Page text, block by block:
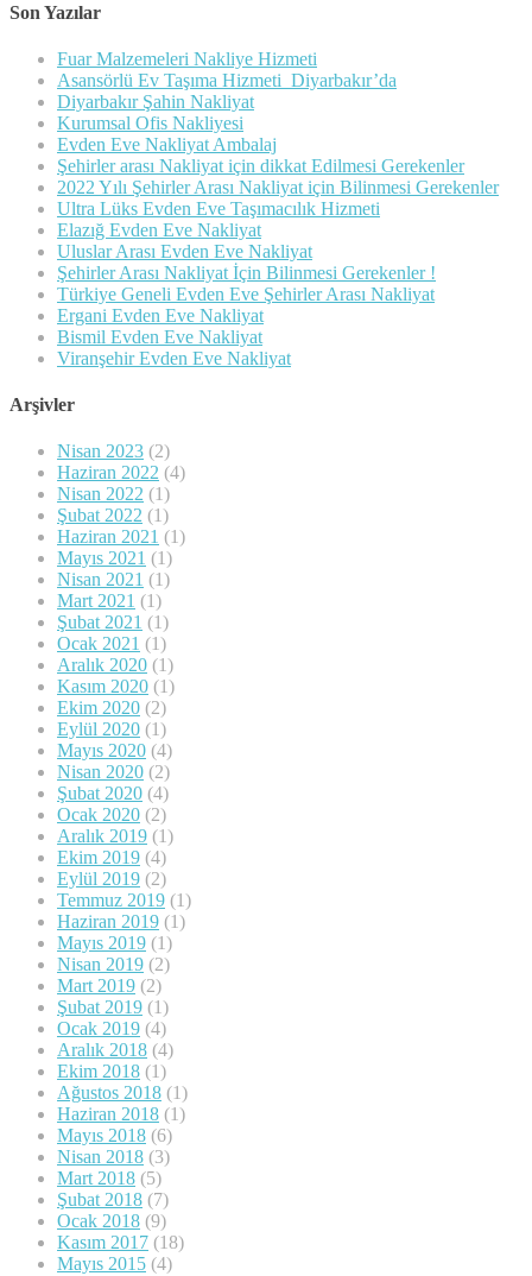
Son Yazılar
Fuar Malzemeleri Nakliye Hizmeti
Asansörlü Ev Taşıma Hizmeti Diyarbakır’da
Diyarbakır Şahin Nakliyat
Kurumsal Ofis Nakliyesi
Evden Eve Nakliyat Ambalaj
Şehirler arası Nakliyat için dikkat Edilmesi Gerekenler
2022 Yılı Şehirler Arası Nakliyat için Bilinmesi Gerekenler
Ultra Lüks Evden Eve Taşımacılık Hizmeti
Elazığ Evden Eve Nakliyat
Uluslar Arası Evden Eve Nakliyat
Şehirler Arası Nakliyat İçin Bilinmesi Gerekenler !
Türkiye Geneli Evden Eve Şehirler Arası Nakliyat
Ergani Evden Eve Nakliyat
Bismil Evden Eve Nakliyat
Viranşehir Evden Eve Nakliyat
Arşivler
Nisan 2023 (2)
Haziran 2022 (4)
Nisan 2022 (1)
Şubat 2022 (1)
Haziran 2021 (1)
Mayıs 2021 (1)
Nisan 2021 (1)
Mart 2021 (1)
Şubat 2021 (1)
Ocak 2021 (1)
Aralık 2020 (1)
Kasım 2020 (1)
Ekim 2020 (2)
Eylül 2020 (1)
Mayıs 2020 (4)
Nisan 2020 (2)
Şubat 2020 (4)
Ocak 2020 (2)
Aralık 2019 (1)
Ekim 2019 (4)
Eylül 2019 (2)
Temmuz 2019 (1)
Haziran 2019 (1)
Mayıs 2019 (1)
Nisan 2019 (2)
Mart 2019 (2)
Şubat 2019 (1)
Ocak 2019 (4)
Aralık 2018 (4)
Ekim 2018 (1)
Ağustos 2018 (1)
Haziran 2018 (1)
Mayıs 2018 (6)
Nisan 2018 (3)
Mart 2018 (5)
Şubat 2018 (7)
Ocak 2018 (9)
Kasım 2017 (18)
Mayıs 2015 (4)